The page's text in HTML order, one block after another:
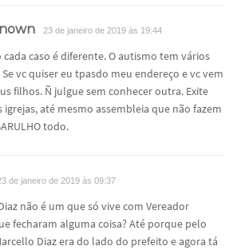
23 de janeiro de 2019 às 19:44
cada caso é diferente. O autismo tem vários
Se vc quiser eu tpasdo meu endereço e vc vem
filhos. Ñ julgue sem conhecer outra. Exite
igrejas, até mesmo assembleia que não fazem
todo.
de janeiro de 2019 às 09:37
não é um que só vive com Vereador
fecharam alguma coisa? Até porque pelo
Diaz era do lado do prefeito e agora tá